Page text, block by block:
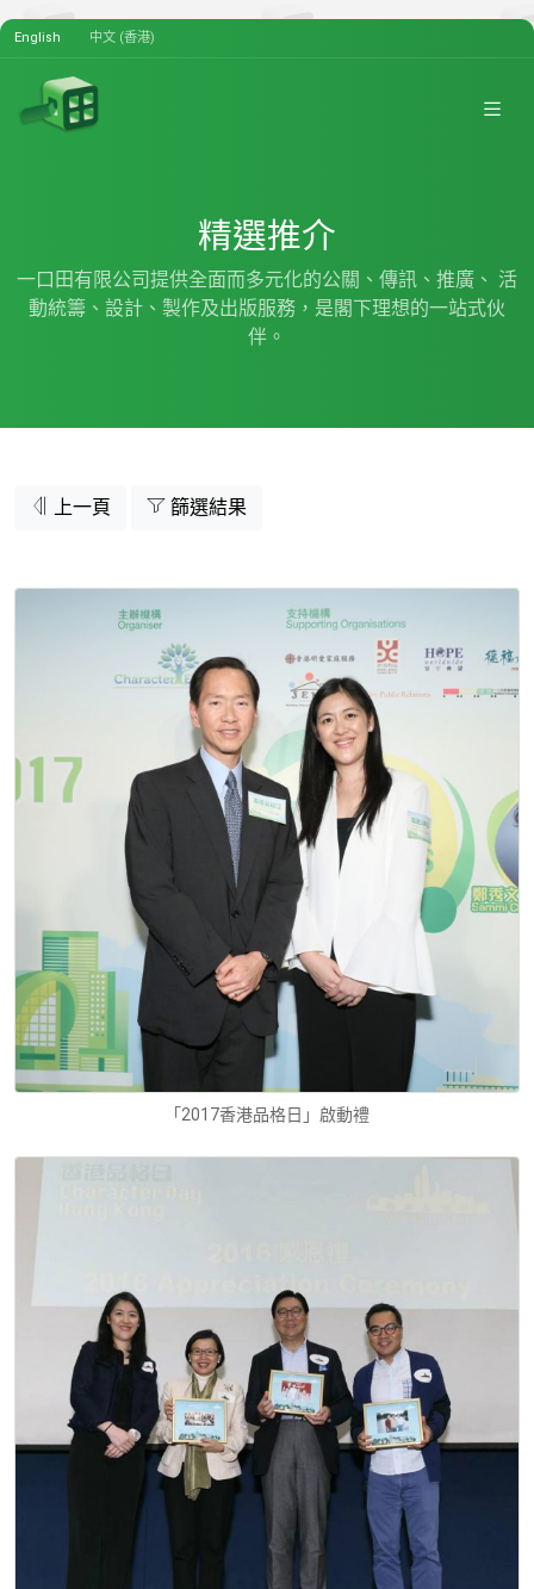
English 中文 (香港)
精選推介
一口田有限公司提供全面而多元化的公關、傳訊、推廣、 活
動統籌、設計、製作及出版服務，是閣下理想的一站式伙
伴。
上一頁 篩選結果
「2017香港品格日」啟動禮